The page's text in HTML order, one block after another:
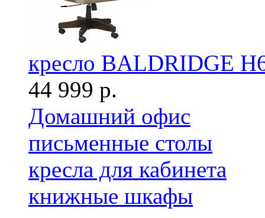
кресло BALDRIDGE
44 999 р.
Домашний офис
письменные столы
кресла для кабинета
книжные шкафы